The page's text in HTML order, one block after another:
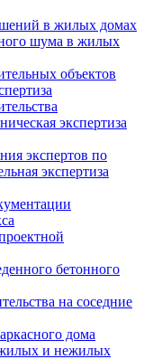
в жилых домах
шума в жилых
объектов
экспертиза
экспертов по
экспертиза
бетонного
на соседние
дома
и нежилых